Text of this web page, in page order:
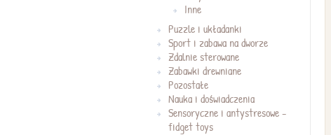
Inne
Puzzle i układanki
Sport i zabawa na dworze
Zdalnie sterowane
Zabawki drewniane
Pozostałe
Nauka i doświadczenia
Sensoryczne i antystresowe -
fidget toys